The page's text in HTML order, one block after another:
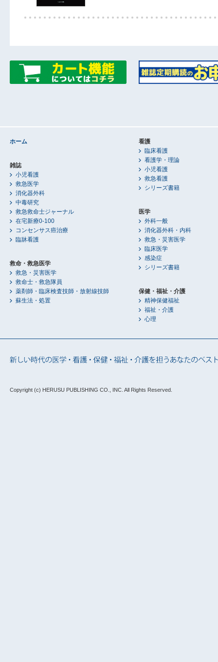
ホーム
雑誌
小児看護
救急医学
消化器外科
中毒研究
救急救命士ジャーナル
在宅新療0-100
コンセンサス癌治療
臨牀看護
救命・救急医学
救急・災害医学
救命士・救急隊員
薬剤師・臨床検査技師・放射線技師
蘇生法・処置
看護
臨床看護
看護学・理論
小児看護
救急看護
シリーズ書籍
医学
外科一般
消化器外科・内科
救急・災害医学
臨床医学
感染症
シリーズ書籍
保健・福祉・介護
精神保健福祉
福祉・介護
心理
Copyright (c) HERUSU PUBLISHING CO., INC. All Rights Reserved.